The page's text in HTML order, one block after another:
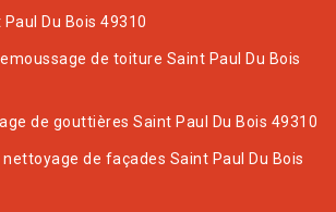
Du Bois 49310
de toiture Saint Paul Du Bois
de gouttières Saint Paul Du Bois 49310
de façades Saint Paul Du Bois